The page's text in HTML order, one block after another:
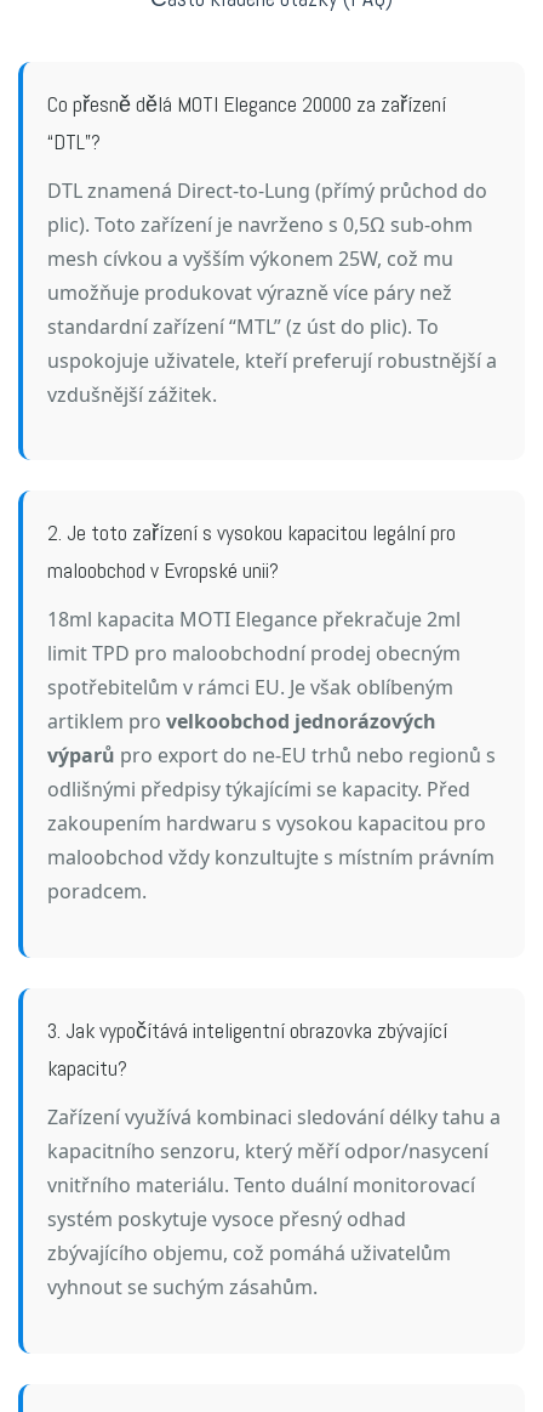
Co přesně dělá MOTI Elegance 20000 za zařízení
“DTL”?
DTL znamená Direct-to-Lung (přímý průchod do
plic). Toto zařízení je navrženo s 0,5Ω sub-ohm
mesh cívkou a vyšším výkonem 25W, což mu
umožňuje produkovat výrazně více páry než
standardní zařízení “MTL” (z úst do plic). To
uspokojuje uživatele, kteří preferují robustnější a
vzdušnější zážitek.
2. Je toto zařízení s vysokou kapacitou legální pro
maloobchod v Evropské unii?
18ml kapacita MOTI Elegance překračuje 2ml
limit TPD pro maloobchodní prodej obecným
spotřebitelům v rámci EU. Je však oblíbeným
artiklem pro velkoobchod jednorázových
výparů pro export do ne-EU trhů nebo regionů s
odlišnými předpisy týkajícími se kapacity. Před
zakoupením hardwaru s vysokou kapacitou pro
maloobchod vždy konzultujte s místním právním
poradcem.
3. Jak vypočítává inteligentní obrazovka zbývající
kapacitu?
Zařízení využívá kombinaci sledování délky tahu a
kapacitního senzoru, který měří odpor/nasycení
vnitřního materiálu. Tento duální monitorovací
systém poskytuje vysoce přesný odhad
zbývajícího objemu, což pomáhá uživatelům
vyhnout se suchým zásahům.